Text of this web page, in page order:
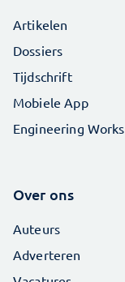
Artikelen
Dossiers
Tijdschrift
Mobiele App
Engineering Works
Over ons
Auteurs
Adverteren